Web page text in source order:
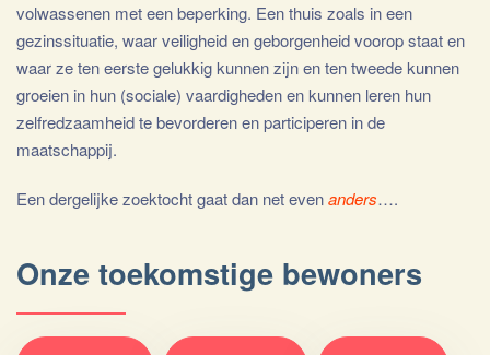
volwassenen met een beperking. Een thuis zoals in een
gezinssituatie, waar veiligheid en geborgenheid voorop staat en
waar ze ten eerste gelukkig kunnen zijn en ten tweede kunnen
groeien in hun (sociale) vaardigheden en kunnen leren hun
zelfredzaamheid te bevorderen en participeren in de
maatschappij.
Een dergelijke zoektocht gaat dan net evenanders….
Onze toekomstige bewoners